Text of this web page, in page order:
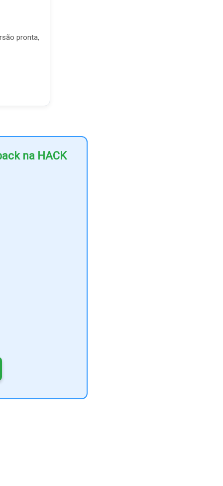
pronta,
na HACK